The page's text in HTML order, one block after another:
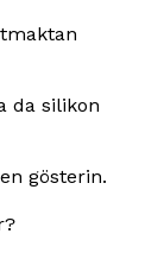
da silikon
gösterin.